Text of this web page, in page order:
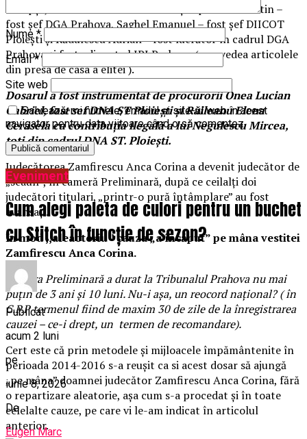
Excepții, dosar în care sunt cercetați Ispas Constantin –
fost șef DGA Prahova, Saghel Emanuel – fost șef DIICOT
Ploiești și Rădulescu Adrian – fost lucrător în cadrul DGA
Prahova și fost adjunct al IPJ Prahova (a se vedea articolele
din presa de casa a elitei ).
Dosarul a fost instrumentat de procurorii Onea Lucian
Gabriel, fost sef DNA ST Ploiești și Răileanu Elena
Cerasela cu contribuția ilegală a lui Negulescu Mircea,
toți din cadrul DNA ST. Ploiești.
Judecătorea Zamfirescu Anca Corina a devenit judecător de
„scaun”, în cameră Preliminară, după ce ceilalți doi
judecători titulari, „printr-o pură întâmplare” au fost
avansați.
În mod ,,aleaotoriu’’ cauza „a încăput” pe mâna vestitei
Zamfirescu Anca Corina.
Camera Preliminară a durat la Tribunalul Prahova nu mai
puțin de 3 ani și 10 luni. Nu-i așa, un reocord național? ( în
C.P.P termenul fiind de maxim 30 de zile de la înregistrarea
cauzei – ce-i drept, un termen de recomandare).
Cert este că prin metodele și mijloacele împământenite în
perioada 2014-2016 s-a reușit ca si acest dosar să ajungă
„pe mâna” doamnei judecător Zamfirescu Anca Corina, fără
o repartizare aleatorie, așa cum s-a procedat și în toate
celelalte cauze, pe care vi le-am indicat în articolul
anterior.
Nume *
Email*
Site web
Salvează-mi numele, emailul și site-ul web în acest
navigator pentru data viitoare când o să comentez.
Eveniment
Cum alegi paleta de culori pentru un buchet
cu Stitch în funcție de sezon?
Publicat
acum 2 luni
pe
iunie 8, 2026
De
Eugen Marc